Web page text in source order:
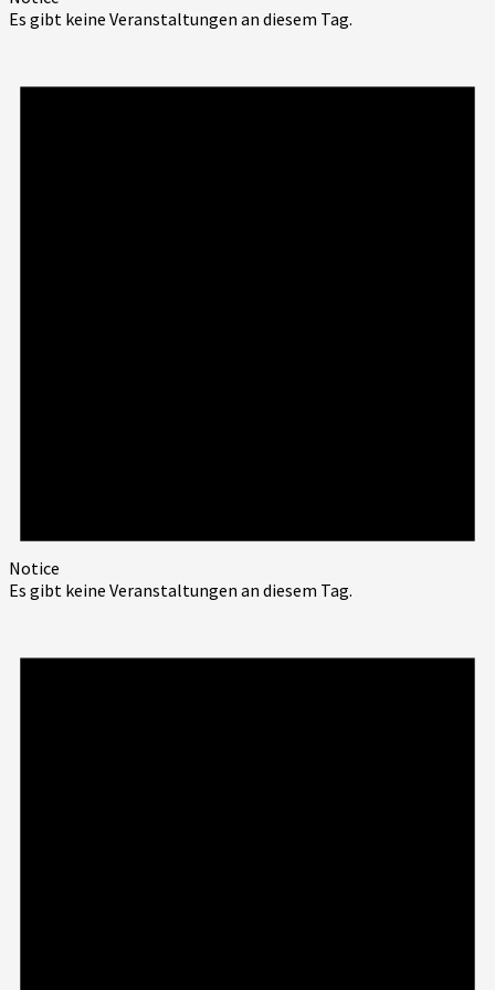
Es gibt keine Veranstaltungen an diesem Tag.
Notice
Es gibt keine Veranstaltungen an diesem Tag.